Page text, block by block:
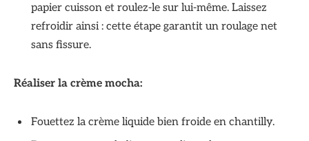
papier cuisson et roulez-le sur lui-même. Laissez
refroidir ainsi : cette étape garantit un roulage net
sans fissure.
Réaliser la crème mocha:
Fouettez la crème liquide bien froide en chantilly.